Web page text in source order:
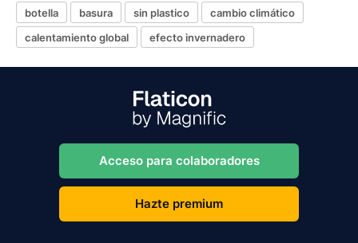
botella
basura sin plastico
cambio climático
calentamiento global
efecto invernadero
Acceso para colaboradores
Hazte premium